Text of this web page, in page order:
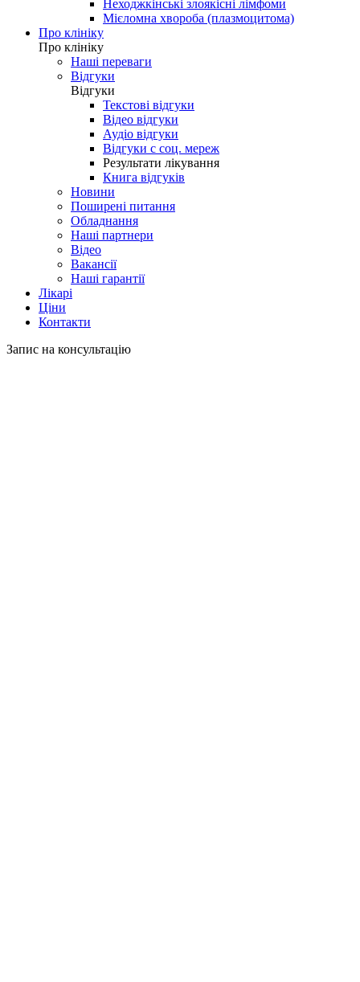
Неходжкінські злоякісні лімфоми
Мієломна хвороба (плазмоцитома)
Про клініку
Про клініку
Наші переваги
Відгуки
Відгуки
Текстові відгуки
Відео відгуки
Аудіо відгуки
Відгуки с соц. мереж
Результати лікування
Книга відгуків
Новини
Поширені питання
Обладнання
Наші партнери
Відео
Вакансії
Наші гарантії
Лікарі
Ціни
Контакти
Запис на консультацію